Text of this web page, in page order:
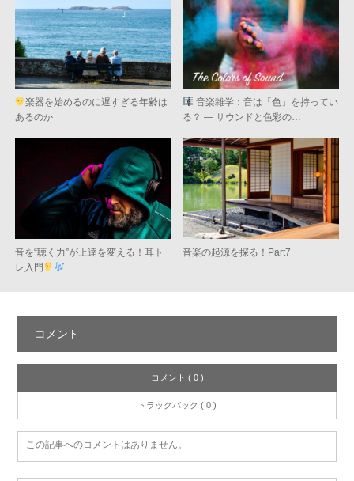
楽器を始めるのに遅すぎる年齢は
あるのか
音楽雑学：音は「色」を持ってい
る？ ― サウンドと色彩の…
音を“聴く力”が上達を変える！耳ト
レ入門
音楽の起源を探る！Part7
コメント
コメント ( 0 )
トラックバック ( 0 )
この記事へのコメントはありません。